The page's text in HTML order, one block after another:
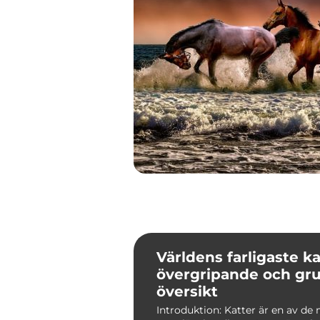
Världens farligaste
övergripande och
översikt
Introduktion: Katter är en av de